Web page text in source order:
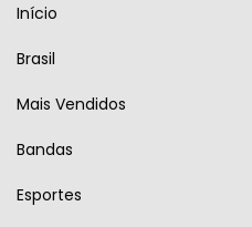
Início
Brasil
Mais Vendidos
Bandas
Esportes